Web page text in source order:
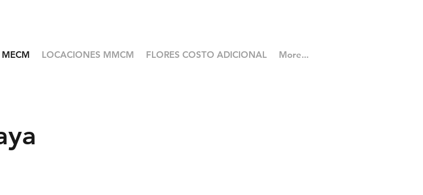
LOCACIONES MMCM FLORES COSTO ADICIONAL More...